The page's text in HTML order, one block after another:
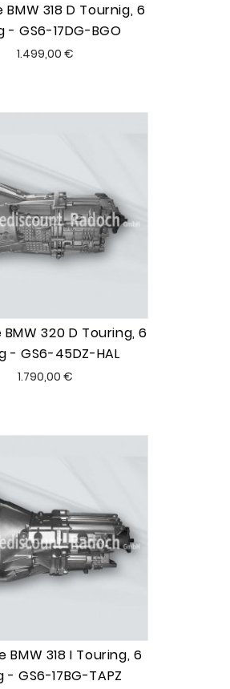
318 D Tournig, 6
- GS6-17DG-BGO
1.499,00 €Preis
320 D Touring, 6
- GS6-45DZ-HAL
1.790,00 €Preis
BMW 318 I Touring, 6
- GS6-17BG-TAPZ